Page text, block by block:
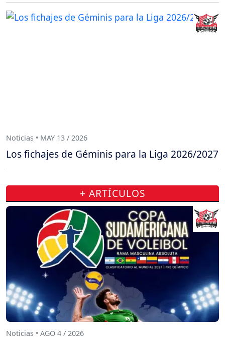
Noticias • MAY 13 / 2026
Los fichajes de Géminis para la Liga 2026/2027
+ ARTÍCULOS
Noticias • AGO 4 / 2026